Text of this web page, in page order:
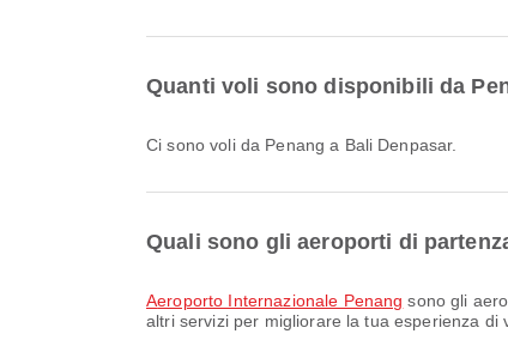
Quanti voli sono disponibili da
Ci sono voli da Penang a Bali Denpasar.
Quali sono gli aeroporti di
Aeroporto Internazionale Penang sono gli
altri servizi per migliorare la tua esperienza di